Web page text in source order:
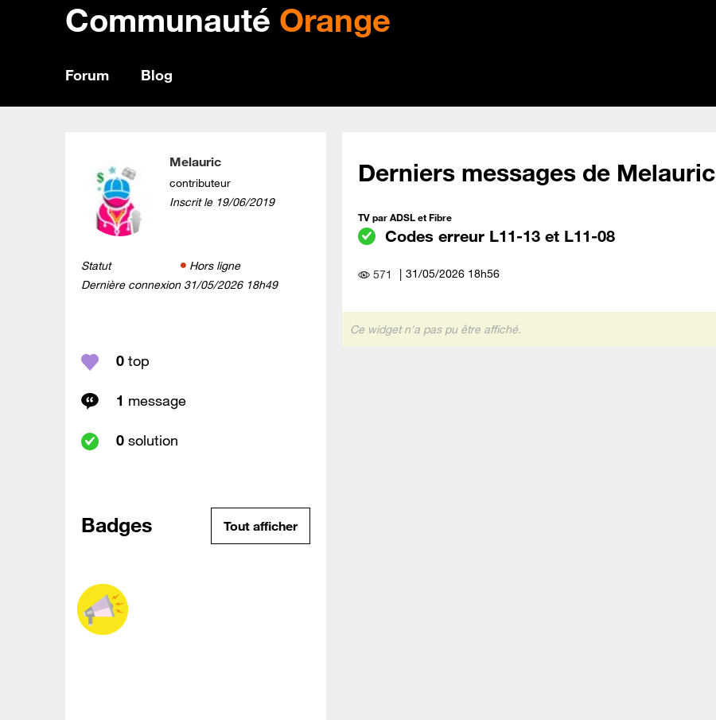
Communauté Orange
Forum Blog
Melauric
contributeur
Inscrit le ‎19/06/2019
Statut
Hors ligne
Dernière connexion ‎31/05/2026 18h49
0 top
1 message
0 solution
Badges Tout afficher
Derniers messages de Melauric
TV par ADSL et Fibre
Codes erreur L11-13 et L11-08
571 ‎31/05/2026 18h56
Ce widget n'a pas pu être affiché.